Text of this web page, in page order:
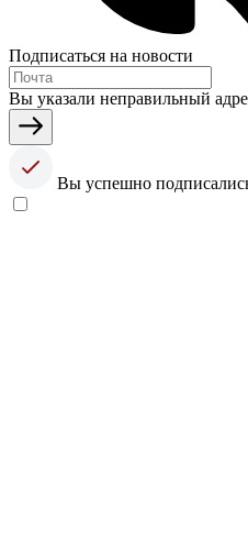
Подписаться на новости
Вы указали неправильный
Вы успешно